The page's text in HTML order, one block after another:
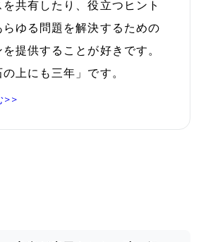
共有したり、役立つヒント
らゆる問題を解決するための
提供することが好きです。
上にも三年」です。
>>